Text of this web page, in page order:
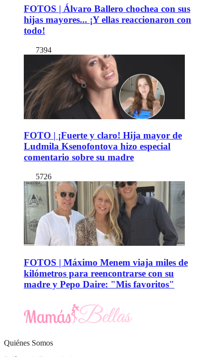
FOTOS | Álvaro Ballero chochea con sus
hijas mayores... ¡Y ellas reaccionaron con
todo!
7394
FOTO | ¡Fuerte y claro! Hija mayor de
Ludmila Ksenofontova hizo especial
comentario sobre su madre
5726
FOTOS | Máximo Menem viaja miles de
kilómetros para reencontrarse con su
madre y Pepo Daire: "Mis favoritos"
Quiénes Somos